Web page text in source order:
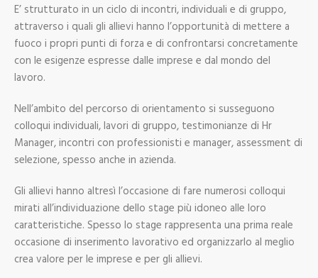
E’ strutturato in un ciclo di incontri, individuali e di gruppo,
attraverso i quali gli allievi hanno l’opportunità di mettere a
fuoco i propri punti di forza e di confrontarsi concretamente
con le esigenze espresse dalle imprese e dal mondo del
lavoro.
Nell’ambito del percorso di orientamento si susseguono
colloqui individuali, lavori di gruppo, testimonianze di Hr
Manager, incontri con professionisti e manager, assessment di
selezione, spesso anche in azienda.
Gli allievi hanno altresì l’occasione di fare numerosi colloqui
mirati all’individuazione dello stage più idoneo alle loro
caratteristiche. Spesso lo stage rappresenta una prima reale
occasione di inserimento lavorativo ed organizzarlo al meglio
crea valore per le imprese e per gli allievi.